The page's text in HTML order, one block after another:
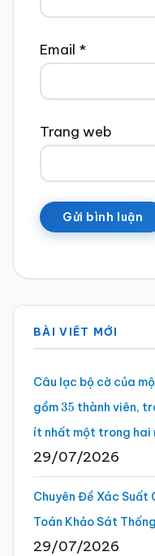
Email *
Trang web
Sidebar
chính
BÀI VIẾT MỚI
Câu lạc bộ cờ của
gồm35 thành viên,
ít nhất một trong hai
29/07/2026
Chuyên Đề Xác Suất
Toán Khảo Sát
29/07/2026